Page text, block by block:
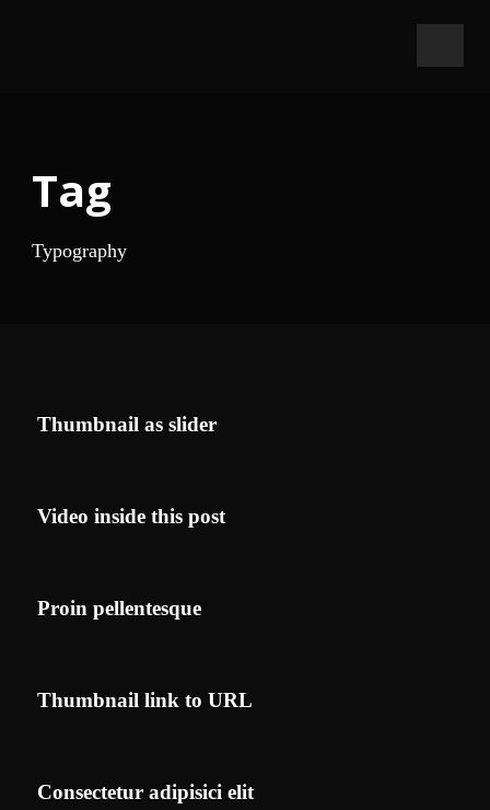
Tag
Typography
Thumbnail as slider
Video inside this post
Proin pellentesque
Thumbnail link to URL
Consectetur adipisici elit